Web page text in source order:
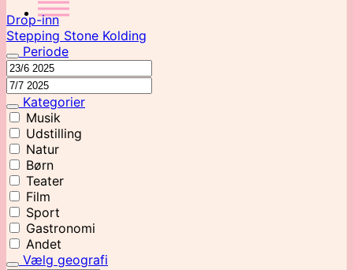
Drop-inn
Stepping Stone Kolding
Periode
Kategorier
Musik
Udstilling
Natur
Børn
Teater
Film
Sport
Gastronomi
Andet
Vælg geografi